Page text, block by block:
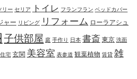
リー セリア トイレ フランフラン ベッドカバー
ャー リビング リフォーム ローラアシュ
子供部屋 庭 手作り 日本 書斎 東京 洗面
宅 玄関 美容室 表参道 観葉植物 賃貸 雑